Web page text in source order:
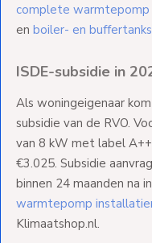
complete warmtepomp
en boiler- en buffertanks
ISDE-subsidie in
Als woningeigenaar
subsidie van de RVO.
van 8 kW met label
€3.025. Subsidie
binnen 24 maanden na
warmtepomp
Klimaatshop.nl.